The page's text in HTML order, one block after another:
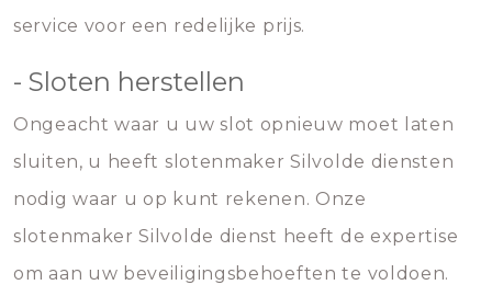
service voor een redelijke prijs.
- Sloten herstellen
Ongeacht waar u uw slot opnieuw moet laten
sluiten, u heeft slotenmaker Silvolde diensten
nodig waar u op kunt rekenen. Onze
slotenmaker Silvolde dienst heeft de expertise
om aan uw beveiligingsbehoeften te voldoen.